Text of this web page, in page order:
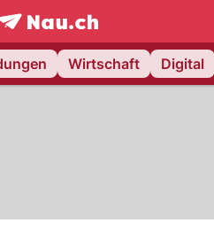
NAU.ch
Wirtschaft Digital